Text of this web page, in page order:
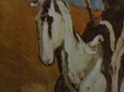
sua
retratar a
política